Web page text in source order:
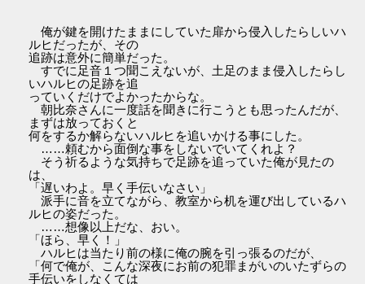
俺が鍵を開けたままにしていた扉から侵入したらしいハ
ルヒだったが、その
追跡は意外に簡単だった。
すでに足音１つ聞こえないが、土足のまま侵入したらし
いハルヒの足跡を追
っていくだけでよかったからな。
朝比奈さんに一度話を聞きに行こうとも思ったんだが、
まずは放っておくと
何をするか解らないハルヒを追いかける事にした。
……頼むから面倒な事をしないでいてくれよ？
そう祈るような気持ちで足跡を追っていた俺が見たの
は、
「遅いわよ。早く手伝いなさい」
派手に音を立てながら、教室から机を運び出しているハ
ルヒの姿だった。
……想像以上だな、おい。
「ほら、早く！」
ハルヒは当たり前の様に俺の腕を引っ張るのだが、
「何で俺が、こんな深夜にお前の犯罪まがいのいたずらの
手伝いをしなくては